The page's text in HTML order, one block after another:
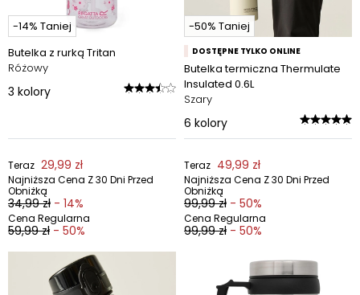
-14% Taniej
Butelka z rurką Tritan
Różowy
3 kolory
Teraz 29,99 zł
Najniższa Cena Z 30 Dni Przed
Obniżką
34,99 zł - 14%
Cena Regularna
59,99 zł - 50%
-50% Taniej
DOSTĘPNE TYLKO ONLINE
Butelka termiczna Thermulate
Insulated 0.6L
Szary
6 kolory
Teraz 49,99 zł
Najniższa Cena Z 30 Dni Przed
Obniżką
99,99 zł - 50%
Cena Regularna
99,99 zł - 50%